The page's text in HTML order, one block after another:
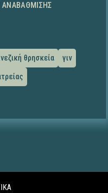
θρησκεία
γιν